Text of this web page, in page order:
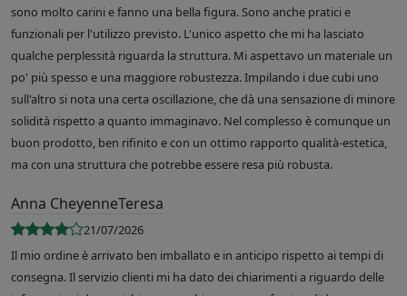
sono molto carini e fanno una bella figura. Sono anche pratici e
funzionali per l'utilizzo previsto. L'unico aspetto che mi ha lasciato
qualche perplessità riguarda la struttura. Mi aspettavo un materiale un
po' più spesso e una maggiore robustezza. Impilando i due cubi uno
sull'altro si nota una certa oscillazione, che dà una sensazione di minore
solidità rispetto a quanto immaginavo. Nel complesso è comunque un
buon prodotto, ben rifinito e con un ottimo rapporto qualità-estetica,
ma con una struttura che potrebbe essere resa più robusta.
Anna CheyenneTeresa
21/07/2026
Il mio ordine è arrivato ben imballato e in anticipo rispetto ai tempi di
consegna. Il servizio clienti mi ha dato dei chiarimenti a riguardo delle